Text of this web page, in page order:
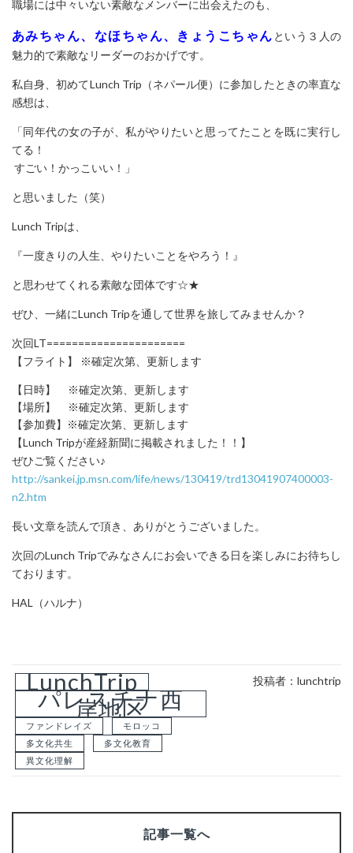
職場には中々いない素敵なメンバーに出会えたのも、
あみちゃん、なほちゃん、きょうこちゃん という ３人の
魅力的で素敵なリーダーのおかげです。
私自身、初めてLunch Trip（ネパール便）に参加したときの率直な
感想は、
「同年代の女の子が、私がやりたいと思ってたことを既に実行し
てる！
すごい！かっこいい！」
と思いました（笑）
Lunch Tripは、
『一度きりの人生、やりたいことをやろう！』
と思わせてくれる素敵な団体です☆★
ぜひ、一緒にLunch Tripを通して世界を旅してみませんか？
次回LT======================
【フライト】 ※確定次第、更新します
【日時】 ※確定次第、更新します
【場所】 ※確定次第、更新します
【参加費】※確定次第、更新します
【Lunch Tripが産経新聞に掲載されました！！】
ぜひご覧ください♪
http://sankei.jp.msn.com/life/news/130419/trd13041907400003-
n2.htm
長い文章を読んで頂き、ありがとうございました。
次回のLunch Tripでみなさんにお会いできる日を楽しみにお待ちし
ております。
HAL（ハルナ）
LunchTrip
パレスチナ西
岸地区
ファンドレイズ
モロッコ
多文化共生
多文化教育
異文化理解
投稿者：lunchtrip
記事一覧へ